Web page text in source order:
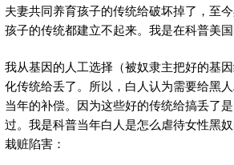
夫妻共同养育孩子的传统给破坏掉了，至
孩子的传统都建立不起来。我是在科普美国
我从基因的人工选择（被奴隶主把好的基
化传统给丢了。所以，白人认为需要给黑
当年的补偿。因为这些好的传统给搞丢了
过。我是科普当年白人是怎么虐待女性黑
栽赃陷害：